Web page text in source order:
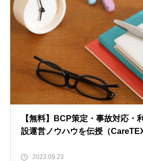
【無料】BCP策定・事故対応・
設運営ノウハウを伝授（
2023.09.23